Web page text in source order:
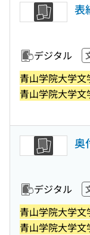
表
デジタル
青山学院大学文
青山学院大学文
奥
デジタル
青山学院大学文
青山学院大学文